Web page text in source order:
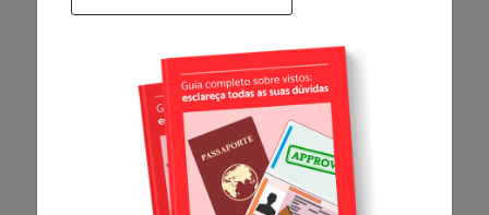
praticados por lá. De fato, o país é conhecido por
suas belezas naturais e aventuras, mas, como
vimos até aqui, há vários lugares na Oceania
favoráveis à prática de exercícios, como velejar e
Polinésia tem muitos destinos em que
você é capaz de aprender esses esportes,
além de mergulhar e escalar alguns dos